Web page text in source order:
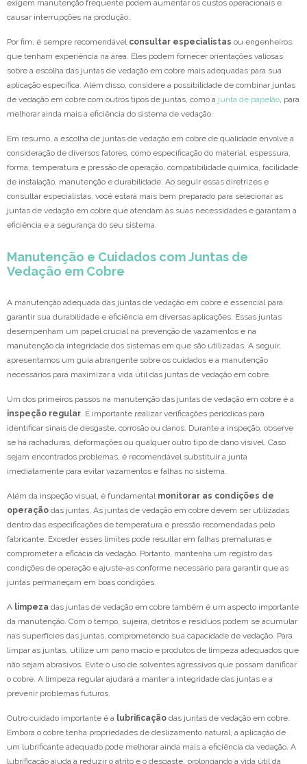
exigem manutenção frequente podem aumentar os custos operacionais e
causar interrupções na produção.
Por fim, é sempre recomendável consultar especialistas ou engenheiros
que tenham experiência na área. Eles podem fornecer orientações valiosas
sobre a escolha das juntas de vedação em cobre mais adequadas para sua
aplicação específica. Além disso, considere a possibilidade de combinar juntas
de vedação em cobre com outros tipos de juntas, como a junta de papelão, para
melhorar ainda mais a eficiência do sistema de vedação.
Em resumo, a escolha de juntas de vedação em cobre de qualidade envolve a
consideração de diversos fatores, como especificação do material, espessura,
forma, temperatura e pressão de operação, compatibilidade química, facilidade
de instalação, manutenção e durabilidade. Ao seguir essas diretrizes e
consultar especialistas, você estará mais bem preparado para selecionar as
juntas de vedação em cobre que atendam às suas necessidades e garantam a
eficiência e a segurança do seu sistema.
Manutenção e Cuidados com Juntas de
Vedação em Cobre
A manutenção adequada das juntas de vedação em cobre é essencial para
garantir sua durabilidade e eficiência em diversas aplicações. Essas juntas
desempenham um papel crucial na prevenção de vazamentos e na
manutenção da integridade dos sistemas em que são utilizadas. A seguir,
apresentamos um guia abrangente sobre os cuidados e a manutenção
necessários para maximizar a vida útil das juntas de vedação em cobre.
Um dos primeiros passos na manutenção das juntas de vedação em cobre é a
inspeção regular. É importante realizar verificações periódicas para
identificar sinais de desgaste, corrosão ou danos. Durante a inspeção, observe
se há rachaduras, deformações ou qualquer outro tipo de dano visível. Caso
sejam encontrados problemas, é recomendável substituir a junta
imediatamente para evitar vazamentos e falhas no sistema.
Além da inspeção visual, é fundamental monitorar as condições de
operação das juntas. As juntas de vedação em cobre devem ser utilizadas
dentro das especificações de temperatura e pressão recomendadas pelo
fabricante. Exceder esses limites pode resultar em falhas prematuras e
comprometer a eficácia da vedação. Portanto, mantenha um registro das
condições de operação e ajuste-as conforme necessário para garantir que as
juntas permaneçam em boas condições.
A limpeza das juntas de vedação em cobre também é um aspecto importante
da manutenção. Com o tempo, sujeira, detritos e resíduos podem se acumular
nas superfícies das juntas, comprometendo sua capacidade de vedação. Para
limpar as juntas, utilize um pano macio e produtos de limpeza adequados que
não sejam abrasivos. Evite o uso de solventes agressivos que possam danificar
o cobre. A limpeza regular ajudará a manter a integridade das juntas e a
prevenir problemas futuros.
Outro cuidado importante é a lubrificação das juntas de vedação em cobre.
Embora o cobre tenha propriedades de deslizamento natural, a aplicação de
um lubrificante adequado pode melhorar ainda mais a eficiência da vedação. A
lubrificação ajuda a reduzir o atrito e o desgaste, prolongando a vida útil da